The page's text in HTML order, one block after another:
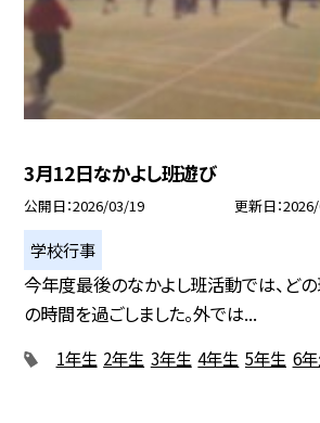
3月12日なかよし班遊び
公開日 2026/03/19 更新日
学校行事
今年度最後のなかよし班活動では、ど
の時間を過ごしました。外では...
1年生 2年生 3年生 4年生 5年生 6